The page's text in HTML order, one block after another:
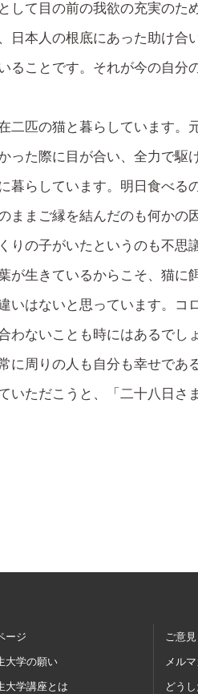
して目の前の我欲の充実のた
日本人の根底にあった助け合
ることです。それが今の自分
二匹の猫と暮らしています。
った際に目が合い、全力で駆
暮らしています。明日食べる
ままご縁を結んだのも何かの
りの子がいたというのも不思
が生きているからこそ、猫に
いはないと思っています。コ
わないことも時にはあるでし
に周りの人も自分も幸せであ
いただこうと、「二十八日さ
ージ
大学の願い
大学講座とは
ご意
メル
どう